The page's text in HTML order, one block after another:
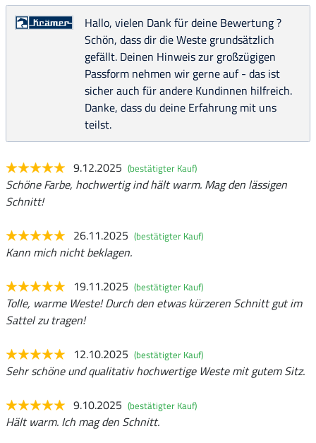
Hallo, vielen Dank für deine Bewertung ?
Schön, dass dir die Weste grundsätzlich
gefällt. Deinen Hinweis zur großzügigen
Passform nehmen wir gerne auf - das ist
sicher auch für andere Kundinnen hilfreich.
Danke, dass du deine Erfahrung mit uns
teilst.
9.12.2025 (bestätigter Kauf)
Schöne Farbe, hochwertig ind hält warm. Mag den lässigen
Schnitt!
26.11.2025 (bestätigter Kauf)
Kann mich nicht beklagen.
19.11.2025 (bestätigter Kauf)
Tolle, warme Weste! Durch den etwas kürzeren Schnitt gut im
Sattel zu tragen!
12.10.2025 (bestätigter Kauf)
Sehr schöne und qualitativ hochwertige Weste mit gutem Sitz.
9.10.2025 (bestätigter Kauf)
Hält warm. Ich mag den Schnitt.